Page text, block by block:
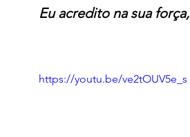
Eu acredito na sua
https://youtu.be/ve2tOUV5e_s